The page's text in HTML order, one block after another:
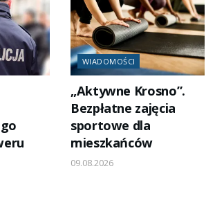
WIADOMOŚCI
„Aktywne Krosno”.
Bezpłatne zajęcia
sportowe dla
mieszkańców
09.08.2026